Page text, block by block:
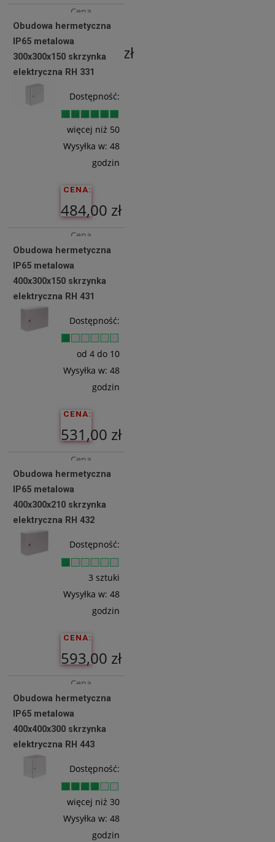
Cena
netto:
3 356,10 zł
Do
Obudowa hermetyczna
IP65 metalowa
300x300x150 skrzynka
elektryczna RH 331
Dostępność:
więcej niż 50
Wysyłka w: 48
godzin
CENA:
484,00 zł
Cena
netto:
393,50 zł
Do
Obudowa hermetyczna
IP65 metalowa
400x300x150 skrzynka
elektryczna RH 431
Dostępność:
od 4 do 10
Wysyłka w: 48
godzin
CENA:
531,00 zł
Cena
netto:
431,71 zł
Do
Obudowa hermetyczna
IP65 metalowa
400x300x210 skrzynka
elektryczna RH 432
Dostępność:
3 sztuki
Wysyłka w: 48
godzin
CENA:
593,00 zł
Cena
netto:
482,11 zł
Do
Obudowa hermetyczna
IP65 metalowa
400x400x300 skrzynka
elektryczna RH 443
Dostępność:
więcej niż 30
Wysyłka w: 48
godzin